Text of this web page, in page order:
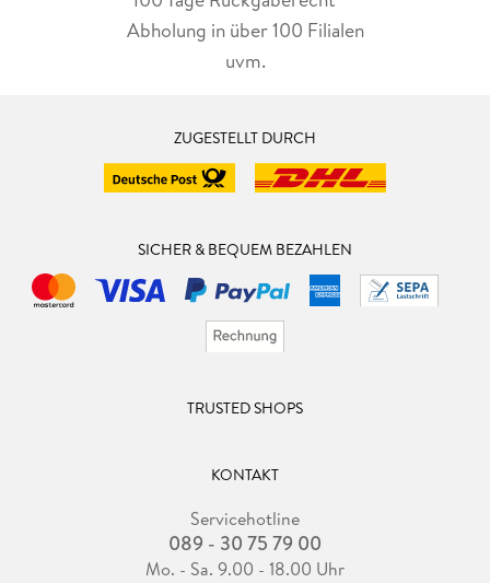
Katja Lückert, WDR5 BÜCHER
»Die Literatur gewähre uns winzige Einblicke in das Leben
Elke Biesel, KÖLNER STADT-ANZEIGER MAGAZIN
seines ganzen Werks, und sie prägen auch die vier
Erzählungen, die jetzt unter dem Titel Immergleiche Wege auf
Deutsch zu lesen sind. «
Martin Ebel, DLF Büchermarkt
Abholung in über 100 Filialen
uvm.
ZUGESTELLT DURCH
SICHER & BEQUEM BEZAHLEN
TRUSTED SHOPS
KONTAKT
Servicehotline
089 - 30 75 79 00
Mo. - Sa. 9.00 - 18.00 Uhr